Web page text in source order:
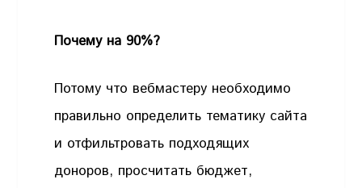
Почему на 90%?
Потому что вебмастеру необходимо
правильно определить тематику сайта
и отфильтровать подходящих
доноров, просчитать бюджет,